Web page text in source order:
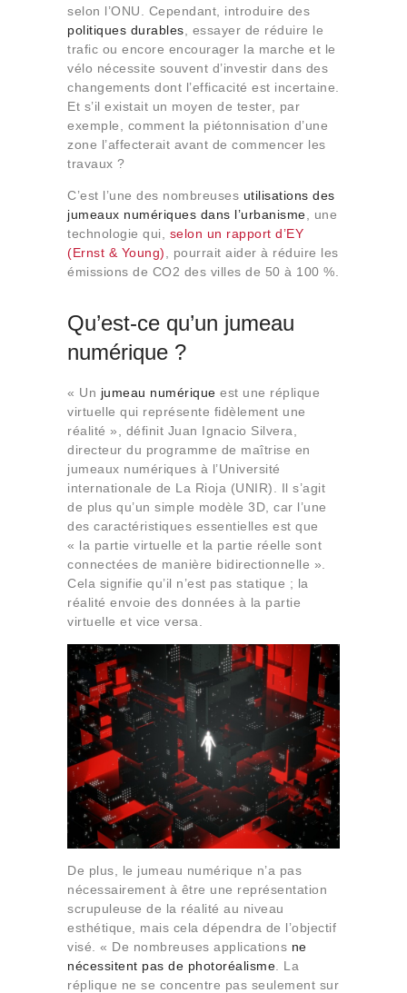
selon l’ONU. Cependant, introduire des
politiques durables , essayer de réduire le
trafic ou encore encourager la marche et le
vélo nécessite souvent d’investir dans des
changements dont l’efficacité est incertaine.
Et s’il existait un moyen de tester, par
exemple, comment la piétonnisation d’une
zone l’affecterait avant de commencer les
travaux ?
C’est l’une des nombreuses utilisations des
jumeaux numériques dans l’urbanisme , une
technologie qui, selon un rapport d’EY
(Ernst & Young) , pourrait aider à réduire les
émissions de CO2 des villes de 50 à 100 %.
Qu’est-ce qu’un jumeau
numérique ?
« Un jumeau numérique est une réplique
virtuelle qui représente fidèlement une
réalité », définit Juan Ignacio Silvera,
directeur du programme de maîtrise en
jumeaux numériques à l’Université
internationale de La Rioja (UNIR). Il s’agit
de plus qu’un simple modèle 3D, car l’une
des caractéristiques essentielles est que
« la partie virtuelle et la partie réelle sont
connectées de manière bidirectionnelle ».
Cela signifie qu’il n’est pas statique ; la
réalité envoie des données à la partie
virtuelle et vice versa.
De plus, le jumeau numérique n’a pas
nécessairement à être une représentation
scrupuleuse de la réalité au niveau
esthétique, mais cela dépendra de l’objectif
visé. « De nombreuses applications ne
nécessitent pas de photoréalisme . La
réplique ne se concentre pas seulement sur